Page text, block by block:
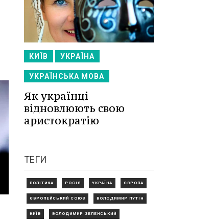
КИЇВ УКРАЇНА
УКРАЇНСЬКА МОВА
Як українці
відновлюють свою
аристократію
ТЕГИ
ПОЛІТИКА РОСІЯ УКРАЇНА ЄВРОПА
ЄВРОПЕЙСЬКИЙ СОЮЗ ВОЛОДИМИР ПУТІН
КИЇВ ВОЛОДИМИР ЗЕЛЕНСЬКИЙ